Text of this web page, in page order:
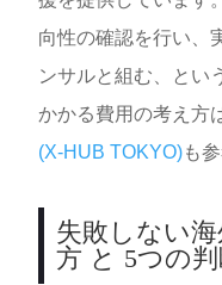
向性の確認を行い、
ンサルと組む、とい
かかる費用の考え方
(X-HUB TOKYO)も
失敗しない
方 と 5つの